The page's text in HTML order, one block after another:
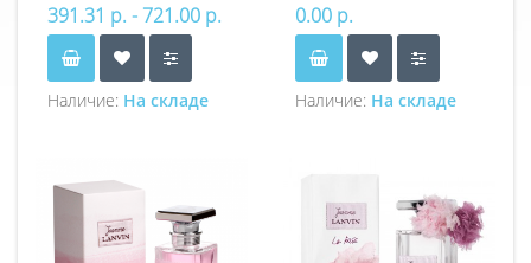
391.31 р. - 721.00 р.
Наличие: На складе
0.00 р.
Наличие: На складе